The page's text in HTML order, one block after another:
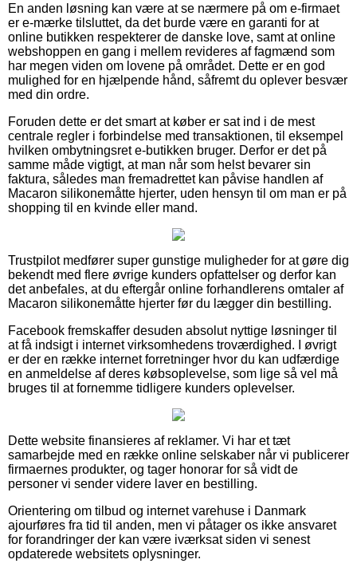
En anden løsning kan være at se nærmere på om e-firmaet
er e-mærke tilsluttet, da det burde være en garanti for at
online butikken respekterer de danske love, samt at online
webshoppen en gang i mellem revideres af fagmænd som
har megen viden om lovene på området. Dette er en god
mulighed for en hjælpende hånd, såfremt du oplever besvær
med din ordre.
Foruden dette er det smart at køber er sat ind i de mest
centrale regler i forbindelse med transaktionen, til eksempel
hvilken ombytningsret e-butikken bruger. Derfor er det på
samme måde vigtigt, at man når som helst bevarer sin
faktura, således man fremadrettet kan påvise handlen af
Macaron silikonemåtte hjerter, uden hensyn til om man er på
shopping til en kvinde eller mand.
Trustpilot medfører super gunstige muligheder for at gøre dig
bekendt med flere øvrige kunders opfattelser og derfor kan
det anbefales, at du eftergår online forhandlerens omtaler af
Macaron silikonemåtte hjerter før du lægger din bestilling.
Facebook fremskaffer desuden absolut nyttige løsninger til
at få indsigt i internet virksomhedens troværdighed. I øvrigt
er der en række internet forretninger hvor du kan udfærdige
en anmeldelse af deres købsoplevelse, som lige så vel må
bruges til at fornemme tidligere kunders oplevelser.
Dette website finansieres af reklamer. Vi har et tæt
samarbejde med en række online selskaber når vi publicerer
firmaernes produkter, og tager honorar for så vidt de
personer vi sender videre laver en bestilling.
Orientering om tilbud og internet varehuse i Danmark
ajourføres fra tid til anden, men vi påtager os ikke ansvaret
for forandringer der kan være iværksat siden vi senest
opdaterede websitets oplysninger.